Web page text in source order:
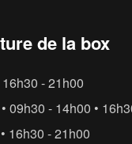
de la box
- 21h00
09h30 - 14h00 •
16h30 - 21h00